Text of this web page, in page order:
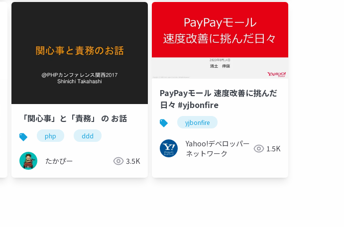
「関心事」と「責務」 の お話
php ddd
たかぴー 3.5K
PayPayモール 速度改善に挑んだ
日々 #yjbonfire
yjbonfire
Yahoo!デベロッパー
ネットワーク
1.5K